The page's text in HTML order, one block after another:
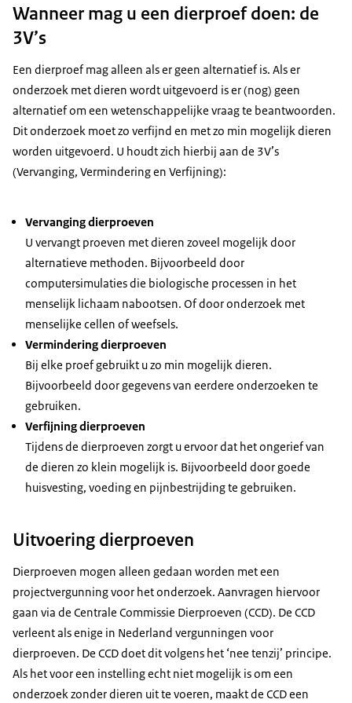
Wanneer mag u een dierproef doen: de
3V’s
Een dierproef mag alleen als er geen alternatief is. Als er
onderzoek met dieren wordt uitgevoerd is er (nog) geen
alternatief om een wetenschappelijke vraag te beantwoorden.
Dit onderzoek moet zo verfijnd en met zo min mogelijk dieren
worden uitgevoerd. U houdt zich hierbij aan de 3V’s
(Vervanging, Vermindering en Verfijning):
Vervanging dierproeven
U vervangt proeven met dieren zoveel mogelijk door
alternatieve methoden. Bijvoorbeeld door
computersimulaties die biologische processen in het
menselijk lichaam nabootsen. Of door onderzoek met
menselijke cellen of weefsels.
Vermindering dierproeven
Bij elke proef gebruikt u zo min mogelijk dieren.
Bijvoorbeeld door gegevens van eerdere onderzoeken te
gebruiken.
Verfijning dierproeven
Tijdens de dierproeven zorgt u ervoor dat het ongerief van
de dieren zo klein mogelijk is. Bijvoorbeeld door goede
huisvesting, voeding en pijnbestrijding te gebruiken.
Uitvoering dierproeven
Dierproeven mogen alleen gedaan worden met een
projectvergunning voor het onderzoek. Aanvragen hiervoor
gaan via de Centrale Commissie Dierproeven (CCD). De CCD
verleent als enige in Nederland vergunningen voor
dierproeven. De CCD doet dit volgens het ‘nee tenzij’ principe.
Als het voor een instelling echt niet mogelijk is om een
onderzoek zonder dieren uit te voeren, maakt de CCD een